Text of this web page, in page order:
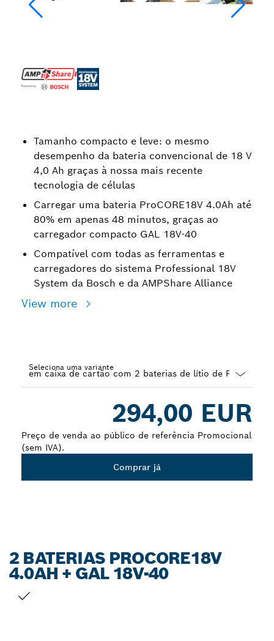
Tamanho compacto e leve: o mesmo
desempenho da bateria convencional de 18 V
4,0 Ah graças à nossa mais recente
tecnologia de células
Carregar uma bateria ProCORE18V 4.0Ah até
80% em apenas 48 minutos, graças ao
carregador compacto GAL 18V-40
Compatível com todas as ferramentas e
carregadores do sistema Professional 18V
System da Bosch e da AMPShare Alliance
View more
Seleciona uma variante
294,00 EUR
Preço de venda ao público de referência Promocional
(sem IVA).
Comprar já
2 BATERIAS PROCORE18V
4.0AH + GAL 18V-40